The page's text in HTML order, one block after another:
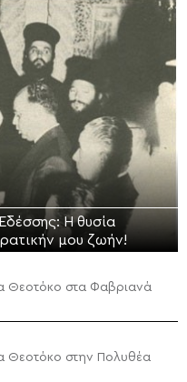
Η θυσία
μου ζωήν!
Θεοτόκο στα Φαβριανά
Θεοτόκο στην Πολυθέα